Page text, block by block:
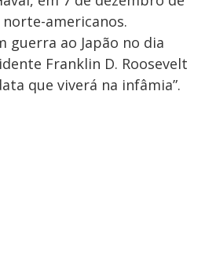
norte-americanos.
guerra ao Japão no dia
Franklin D. Roosevelt
que viverá na infâmia”.